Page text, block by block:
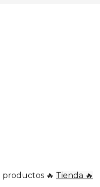
productos 🔥 Tienda 🔥